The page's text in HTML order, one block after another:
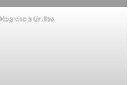
Regreso a Grullos